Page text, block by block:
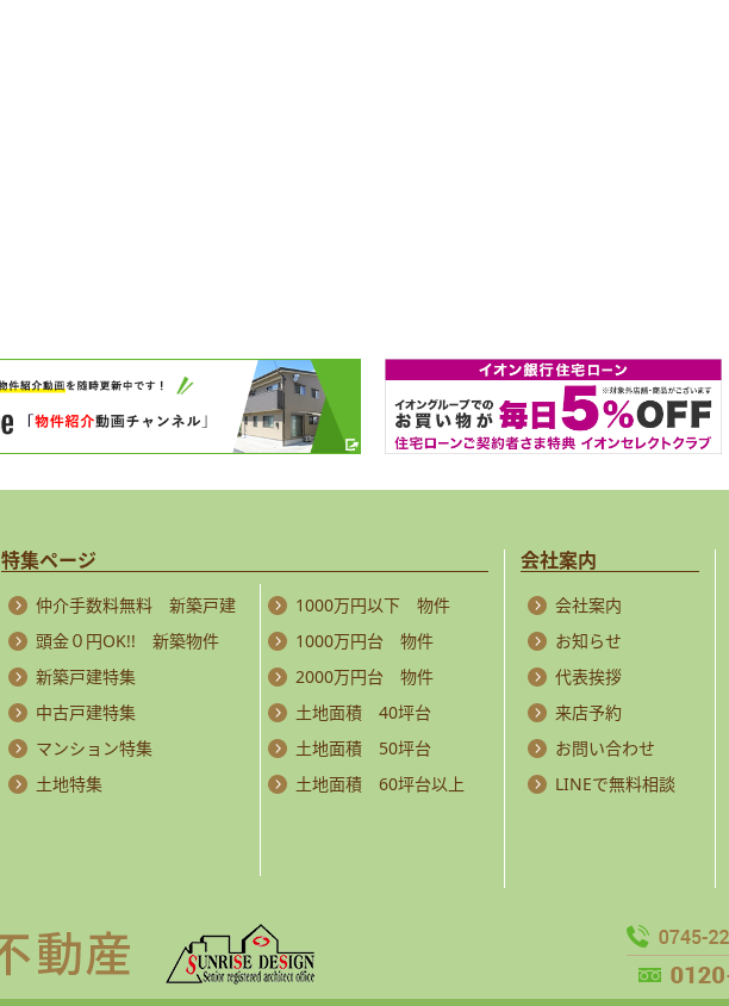
特集ページ
仲介手数料無料 新築戸建
頭金０円OK!! 新築物件
新築戸建特集
中古戸建特集
マンション特集
土地特集
1000万円以下 物件
1000万円台 物件
2000万円台 物件
土地面積 40坪台
土地面積 50坪台
土地面積 60坪台以上
会社案内
会社案内
お知らせ
代表挨拶
来店予約
お問い合わせ
LINEで無料相談